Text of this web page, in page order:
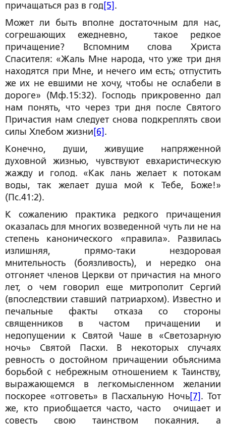
причащаться раз в год[5] .
Может ли быть вполне достаточным для нас,
согрешающих ежедневно, такое редкое
причащение? Вспомним слова Христа
Спасителя: «Жаль Мне народа, что уже три дня
находятся при Мне, и нечего им есть; отпустить
же их не евшими не хочу, чтобы не ослабели в
дороге» (Мф.15:32). Господь прикровенно дал
нам понять, что через три дня после Святого
Причастия нам следует снова подкреплять свои
силы Хлебом жизни [6] .
Конечно, души, живущие напряженной
духовной жизнью, чувствуют евхаристическую
жажду и голод. «Как лань желает к потокам
воды, так желает душа мой к Тебе, Боже!»
(Пс.41:2).
К сожалению практика редкого причащения
оказалась для многих возведенной чуть ли не на
степень канонического «правила». Развилась
излишняя, прямо-таки нездоровая
мнительность (боязливость), и нередко она
отгоняет членов Церкви от причастия на много
лет, о чем говорил еще митрополит Сергий
(впоследствии ставший патриархом). Известно и
печальные факты отказа со стороны
священников в частом причащении и
недопущении к Святой Чаше в «Светозарную
ночь» Святой Пасхи. В некоторых случаях
ревность о достойном причащении объяснима
борьбой с небрежным отношением к Таинству,
выражающемся в легкомысленном желании
поскорее «отговеть» в Пасхальную Ночь[7] . Тот
же, кто приобщается часто, часто очищает и
совесть свою таинством покаяния, а